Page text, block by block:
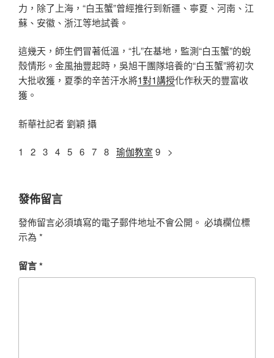
力，除了上海，“白玉蟹”曾經推行到新疆、寧夏、河南、江
蘇、安徽、浙江等地試養。
這幾天，師生們冒著低溫，“扎”在基地，監測“白玉蟹”的蛻
殼情形。金風抽豐起時，吳旭干團隊培養的“白玉蟹”將初次
大批收獲，夏季的辛苦汗水將1對1講授化作秋天的豐富收
獲。
新華社記者 劉穎 攝
1 2 3 4 5 6 7 8 瑜伽教室 9 >
發佈留言
發佈留言必須填寫的電子郵件地址不會公開。 必填欄位標
示為 *
留言*